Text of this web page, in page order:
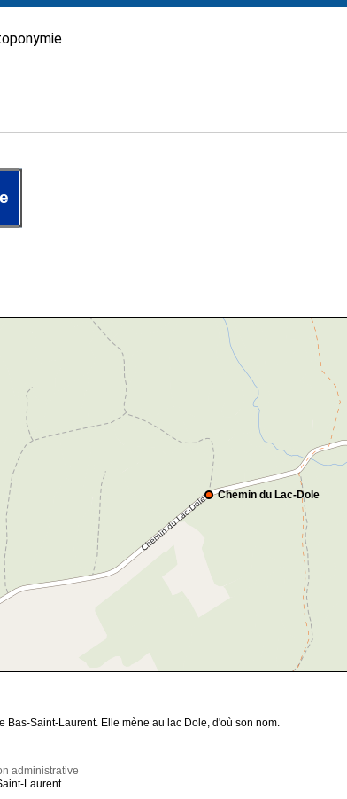
Chemin du Lac-Dole
Saint-Laurent. Elle mène au lac Dole, d'où son nom.
administrative
Laurent